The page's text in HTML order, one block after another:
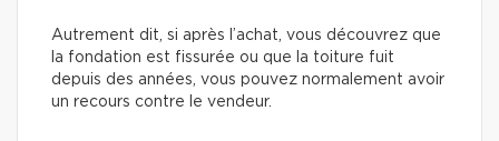
Autrement dit, si après l’achat, vous découvrez que
la fondation est fissurée ou que la toiture fuit
depuis des années, vous pouvez normalement avoir
un recours contre le vendeur.